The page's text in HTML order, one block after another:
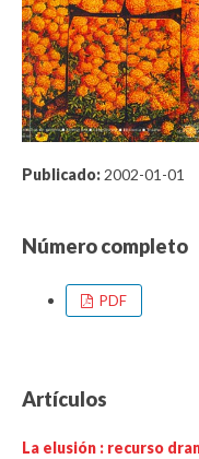
Publicado: 2002-01-01
Número completo
PDF
Artículos
La elusión : recurso